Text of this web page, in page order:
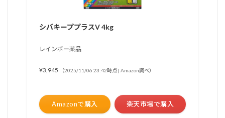
シバキーププラスV 4kg
レインボー薬品
¥3,945 （2025/11/06 23:42時点 | Amazon調べ）
Amazonで購入 楽天市場で購入